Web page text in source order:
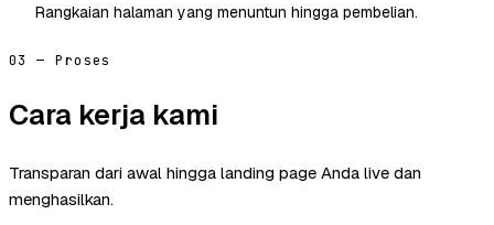
Rangkaian halaman yang menuntun hingga pembelian.
03 — Proses
Cara kerja kami
Transparan dari awal hingga landing page Anda live dan
menghasilkan.